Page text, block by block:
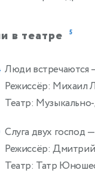
в театре 5
Люди встречаются
Режиссёр: Михаил
Театр:
Слуга двух господ
Режиссёр:
Театр: Татр